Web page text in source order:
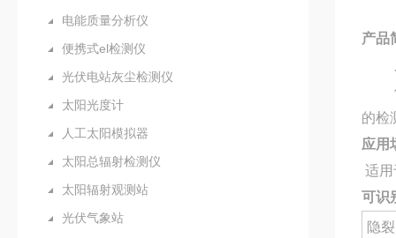
电能质量分析仪
便携式el检测仪
光伏电站灰尘检测仪
太阳光度计
人工太阳模拟器
太阳总辐射检测仪
太阳辐射观测站
光伏气象站
产品
的检
应用
适
可识
隐裂